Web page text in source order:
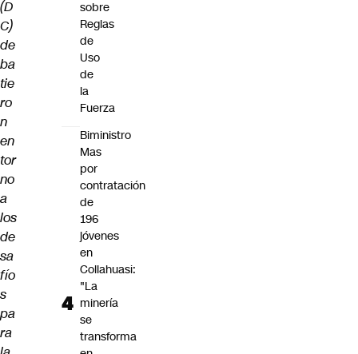
(D
C)
de
ba
tie
ro
n
en
tor
no
a
los
de
sa
fío
s
pa
ra
sobre
Reglas
de
Uso
de
la
Fuerza
Biministro
Mas
por
contratación
de
196
jóvenes
en
Collahuasi:
"La
minería
se
transforma